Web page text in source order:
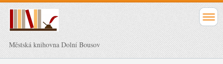
Městská knihovna Dolní Bousov